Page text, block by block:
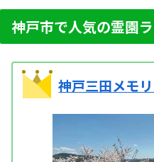
神戸市で人気の霊園
神戸三田メモ